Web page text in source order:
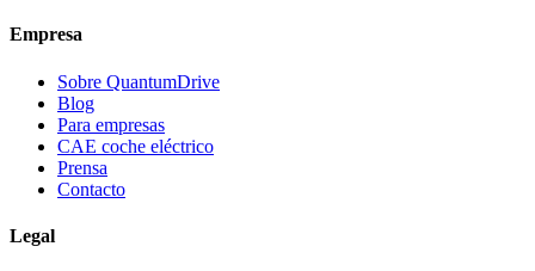
Empresa
Sobre QuantumDrive
Blog
Para empresas
CAE coche eléctrico
Prensa
Contacto
Legal